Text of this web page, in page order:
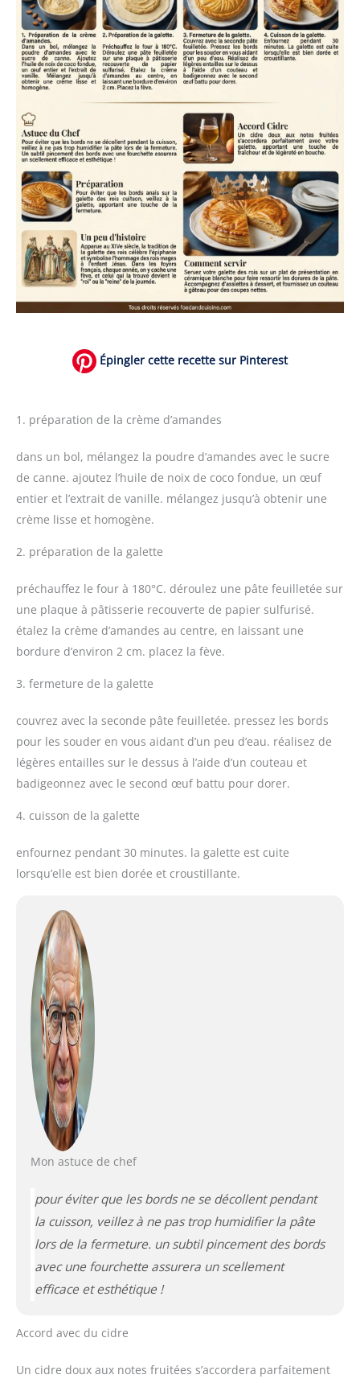
Épingler cette recette sur Pinterest
1. préparation de la crème d’amandes
dans un bol, mélangez la poudre d’amandes avec le sucre
de canne. ajoutez l’huile de noix de coco fondue, un œuf
entier et l’extrait de vanille. mélangez jusqu’à obtenir une
crème lisse et homogène.
2. préparation de la galette
préchauffez le four à 180°C. déroulez une pâte feuilletée sur
une plaque à pâtisserie recouverte de papier sulfurisé.
étalez la crème d’amandes au centre, en laissant une
bordure d’environ 2 cm. placez la fève.
3. fermeture de la galette
couvrez avec la seconde pâte feuilletée. pressez les bords
pour les souder en vous aidant d’un peu d’eau. réalisez de
légères entailles sur le dessus à l’aide d’un couteau et
badigeonnez avec le second œuf battu pour dorer.
4. cuisson de la galette
enfournez pendant 30 minutes. la galette est cuite
lorsqu’elle est bien dorée et croustillante.
Mon astuce de chef
pour éviter que les bords ne se décollent pendant
la cuisson, veillez à ne pas trop humidifier la pâte
lors de la fermeture. un subtil pincement des bords
avec une fourchette assurera un scellement
efficace et esthétique !
Accord avec du cidre
Un cidre doux aux notes fruitées s’accordera parfaitement